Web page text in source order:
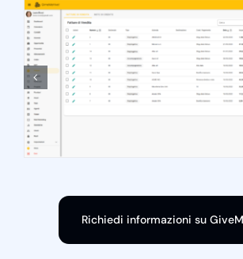
Richiedi informazioni su